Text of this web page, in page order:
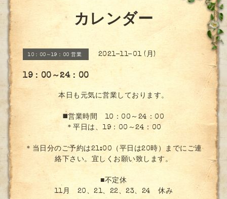
カレンダー
10：00～19：00 営業 2021-11-01 (月)
19：00～24：00
本日も元気に営業しております。
◼️営業時間 10：00～24：00
＊平日は、19：00～24：00
＊当日分のご予約は21:00（平日は20時）までにご連
絡下さい。宜しくお願い致します。
■不定休
11月 20、21、22、23、24 休み